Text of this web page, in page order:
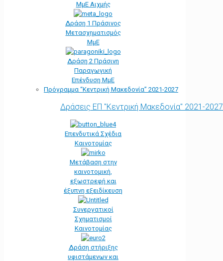
ΜμΕ Αιχμής
Δράση 1 Πράσινος
Μετασχηματισμός
ΜμΕ
Δράση 2 Πράσινη
Παραγωγική
Επένδυση ΜμΕ
Πρόγραμμα “Κεντρική Μακεδονία” 2021-2027
Δράσεις ΕΠ "Κεντρική Μακεδονία" 2021-2027
Επενδυτικά Σχέδια
Καινοτομίας
Μετάβαση στην
καινοτομική,
εξωστρεφή και
έξυπνη εξειδίκευση
Συνεργατικοί
Σχηματισμοί
Καινοτομίας
Δράση στήριξης
υφιστάμενων και